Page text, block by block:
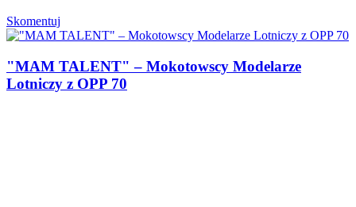
Skomentuj
"MAM TALENT" – Mokotowscy Modelarze
Lotniczy z OPP 70